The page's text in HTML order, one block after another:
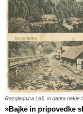
Razglednica Leš, ki datira nekje
»Bajke in pripovedke